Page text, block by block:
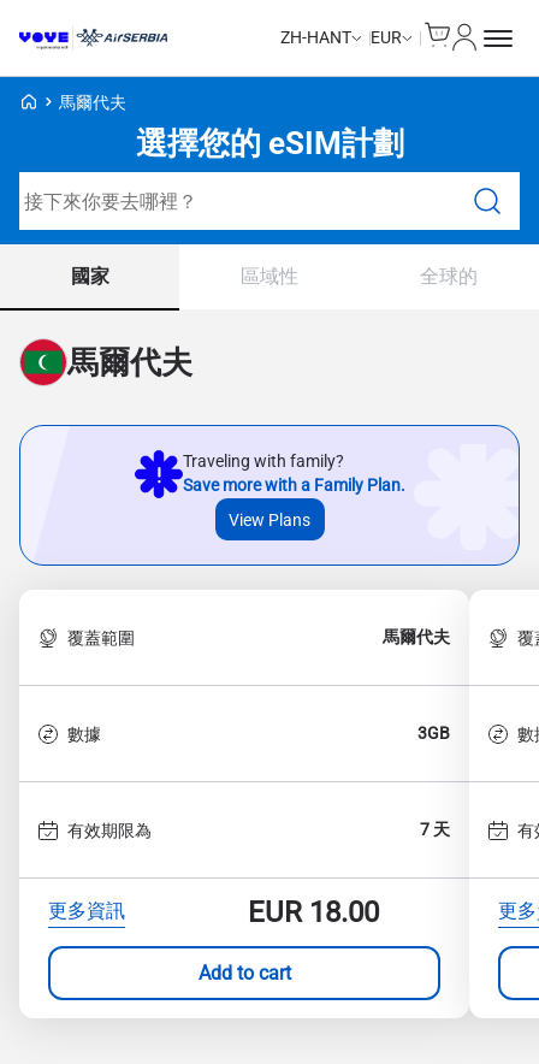
ZH-HANT EUR
Voye Homepage
馬爾代夫
選擇您的 eSIM計劃
國家 區域性 全球的
馬爾代夫
Traveling with family?
Save more with a Family Plan.
View Plans
覆蓋範圍 馬爾代夫
數據 3GB
有效期限為 7 天
更多資訊 EUR18.00
Add to cart
覆
數
有
更